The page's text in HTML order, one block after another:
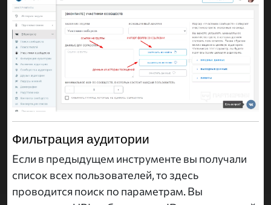
Фильтрация аудитории
Если в предыдущем инструменте вы получали
список всех пользователей, то здесь
проводится поиск по параметрам. Вы